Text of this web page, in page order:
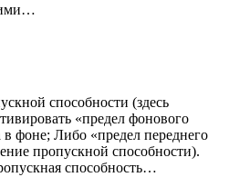
способности (здесь
«предел фонового
фоне; Либо «предел переднего
пропускной способности).
способность…